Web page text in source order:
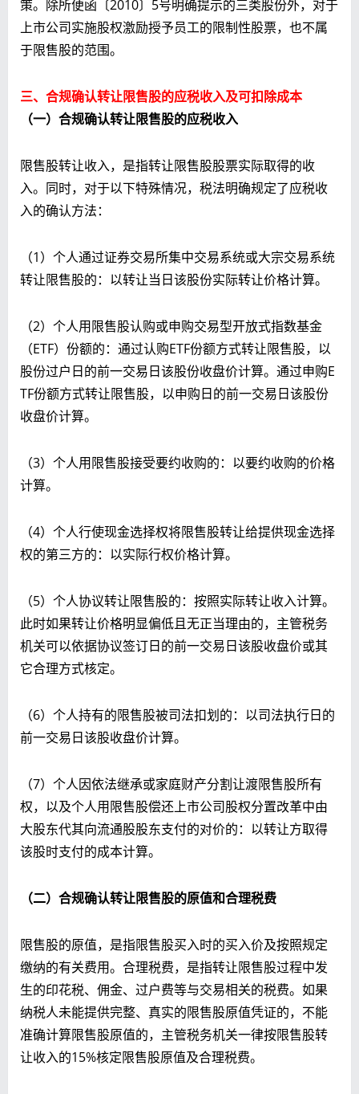
策。除所便函〔2010〕5号明确提示的三类股份外，对于
上市公司实施股权激励授予员工的限制性股票，也不属
于限售股的范围。
三、合规确认转让限售股的应税收入及可扣除成本
（一）合规确认转让限售股的应税收入
限售股转让收入，是指转让限售股股票实际取得的收
入。同时，对于以下特殊情况，税法明确规定了应税收
入的确认方法：
（1）个人通过证券交易所集中交易系统或大宗交易系统
转让限售股的：以转让当日该股份实际转让价格计算。
（2）个人用限售股认购或申购交易型开放式指数基金
（ETF）份额的：通过认购ETF份额方式转让限售股，以
股份过户日的前一交易日该股份收盘价计算。通过申购E
TF份额方式转让限售股，以申购日的前一交易日该股份
收盘价计算。
（3）个人用限售股接受要约收购的：以要约收购的价格
计算。
（4）个人行使现金选择权将限售股转让给提供现金选择
权的第三方的：以实际行权价格计算。
（5）个人协议转让限售股的：按照实际转让收入计算。
此时如果转让价格明显偏低且无正当理由的，主管税务
机关可以依据协议签订日的前一交易日该股收盘价或其
它合理方式核定。
（6）个人持有的限售股被司法扣划的：以司法执行日的
前一交易日该股收盘价计算。
（7）个人因依法继承或家庭财产分割让渡限售股所有
权，以及个人用限售股偿还上市公司股权分置改革中由
大股东代其向流通股股东支付的对价的：以转让方取得
该股时支付的成本计算。
（二）合规确认转让限售股的原值和合理税费
限售股的原值，是指限售股买入时的买入价及按照规定
缴纳的有关费用。合理税费，是指转让限售股过程中发
生的印花税、佣金、过户费等与交易相关的税费。如果
纳税人未能提供完整、真实的限售股原值凭证的，不能
准确计算限售股原值的，主管税务机关一律按限售股转
让收入的15%核定限售股原值及合理税费。